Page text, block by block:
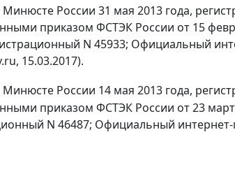
России 31 мая 2013 года,
приказом ФСТЭК России от 15
N 45933; Официальный
15.03.2017).
России 14 мая 2013 года,
приказом ФСТЭК России от 23
N 46487; Официальный